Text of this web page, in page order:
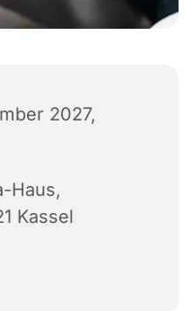
2027,
Haus,
Kassel